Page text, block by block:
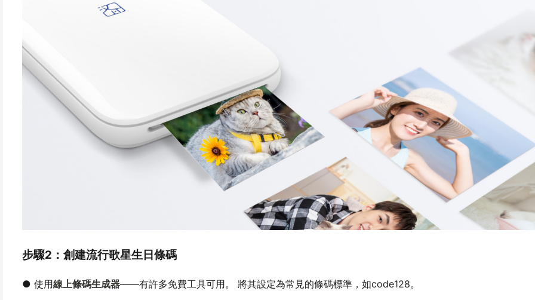
步驟2：創建流行歌星生日條碼
● 使用線上條碼生成器——有許多免費工具可用。 將其設定為常見的條碼標準，如code128。